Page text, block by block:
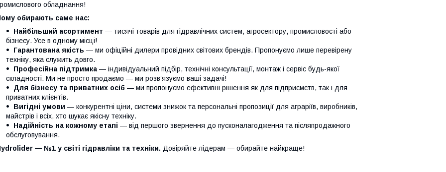
обладнання!
обирають саме нас:
Найбільший асортимент — тисячі товарів для гідравлічних систем, агросектору, промисловості або
бізнесу. Усе в одному місці!
Гарантована якість — ми офіційні дилери провідних світових брендів. Пропонуємо лише перевірену
техніку, яка служить довго.
Професійна підтримка — індивідуальний підбір, технічні консультації, монтаж і сервіс будь-якої
складності. Ми не просто продаємо — ми розв’язуємо ваші задачі!
Для бізнесу та приватних осіб — ми пропонуємо ефективні рішення як для підприємств, так і для
приватних клієнтів.
Вигідні умови — конкурентні ціни, системи знижок та персональні пропозиції для аграріїв, виробників,
майстрів і всіх, хто шукає якісну техніку.
Надійність на кожному етапі — від першого звернення до пусконалагодження та післяпродажного
обслуговування.
— №1 у світі гідравліки та техніки. Довіряйте лідерам — обирайте найкраще!